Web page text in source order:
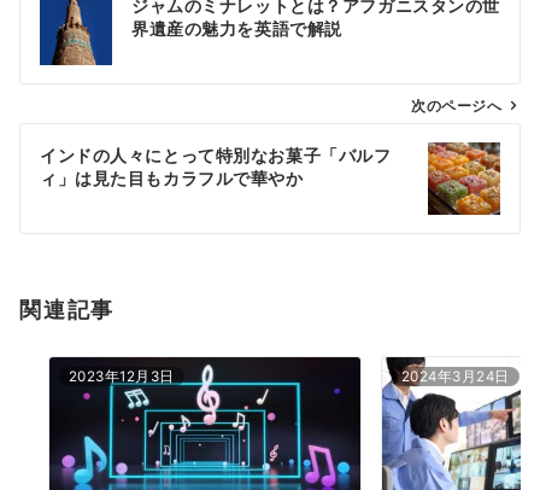
ン
ジャムのミナレットとは？アフガニスタンの世
界遺産の魅力を英語で解説
次のページへ
インドの人々にとって特別なお菓子「バルフ
ィ」は見た目もカラフルで華やか
関連記事
2023年12月3日 2024年3月24日